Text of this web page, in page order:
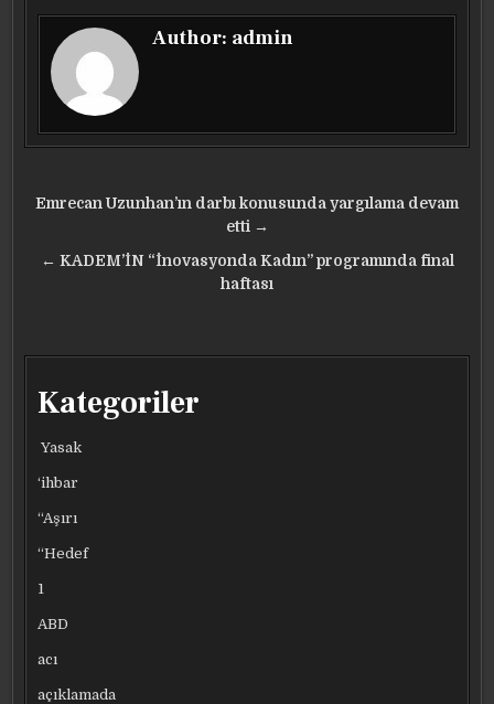
Author: admin
Yazı
Emrecan Uzunhan’ın darbı konusunda yargılama devam
etti →
← KADEM’İN “İnovasyonda Kadın” programında final
haftası
Kategoriler
Yasak
‘ihbar
“Aşırı
“Hedef
1
ABD
acı
açıklamada